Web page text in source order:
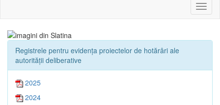
sau
Registrele pentru evidența proiectelor de hotărâri ale
autorității deliberative
2025
2024